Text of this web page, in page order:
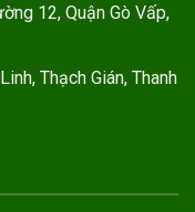
12, Quận Gò Vấp,
Thạch Gián, Thanh